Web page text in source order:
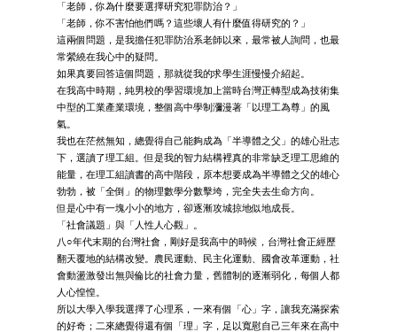
「老師，你為什麼要選擇研究犯罪防治？」
「老師，你不害怕他們嗎？這些壞人有什麼值得研究的？」
這兩個問題，是我擔任犯罪防治系老師以來，最常被人詢問，也最
常縈繞在我心中的疑問。
如果真要回答這個問題，那就從我的求學生涯慢慢介紹起。
在我高中時期，純男校的學習環境加上當時台灣正轉型成為技術集
中型的工業產業環境，整個高中學制瀰漫著「以理工為尊」的風
氣。
我也在茫然無知，總覺得自己能夠成為「半導體之父」的雄心壯志
下，選讀了理工組。但是我的智力結構裡真的非常缺乏理工思維的
能量，在理工組讀書的高中階段，原本想要成為半導體之父的雄心
勃勃，被「全倒」的物理數學分數擊垮，完全失去生命方向。
但是心中有一塊小小的地方，卻逐漸攻城掠地似地成長。
「社會議題」與「人性人心觀」。
八○年代末期的台灣社會，剛好是我高中的時候，台灣社會正經歷
翻天覆地的結構改變。農民運動、民主化運動、國會改革運動，社
會動盪激發出無與倫比的社會力量，舊體制的逐漸弱化，每個人都
人心惶惶。
所以大學入學我選擇了心理系，一來有個「心」字，讓我充滿探索
的好奇；二來總覺得還有個「理」字，足以寬慰自己三年來在高中